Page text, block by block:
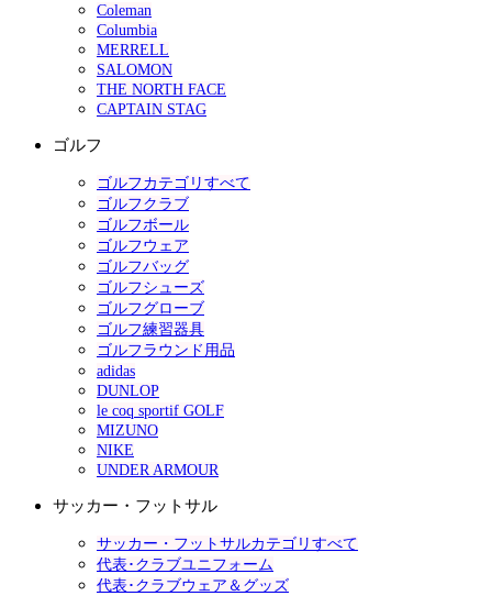
Coleman
Columbia
MERRELL
SALOMON
THE NORTH FACE
CAPTAIN STAG
ゴルフ
ゴルフカテゴリすべて
ゴルフクラブ
ゴルフボール
ゴルフウェア
ゴルフバッグ
ゴルフシューズ
ゴルフグローブ
ゴルフ練習器具
ゴルフラウンド用品
adidas
DUNLOP
le coq sportif GOLF
MIZUNO
NIKE
UNDER ARMOUR
サッカー・フットサル
サッカー・フットサルカテゴリすべて
代表･クラブユニフォーム
代表･クラブウェア＆グッズ